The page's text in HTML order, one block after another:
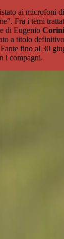
ai microfoni
Fra i temi
di Eugenio Corini
a titolo
fino al 30
i compagni.